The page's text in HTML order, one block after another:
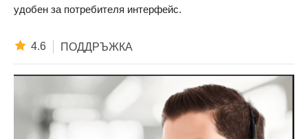
удобен за потребителя интерфейс.
4.6 ПОДДРЪЖКА